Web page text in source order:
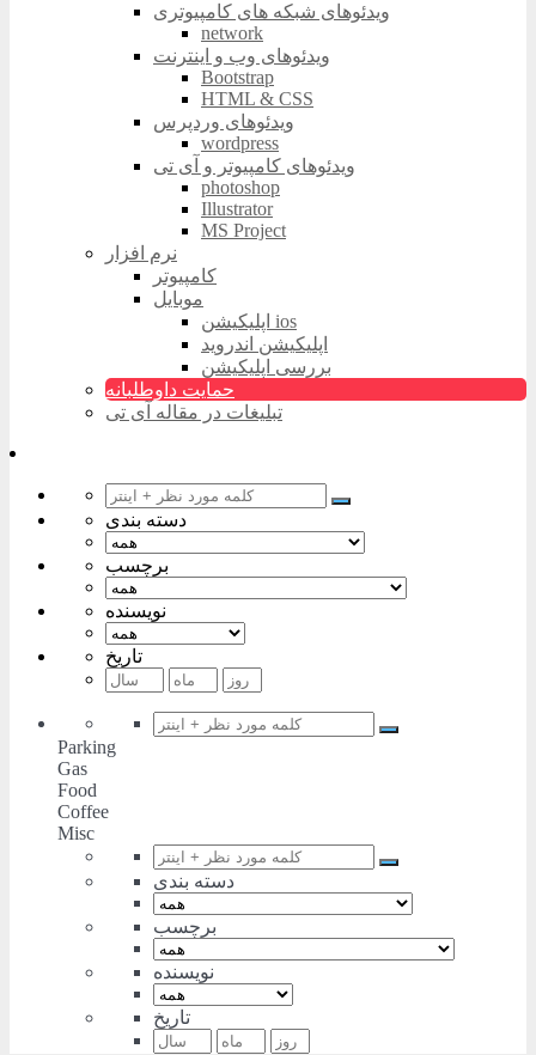
ویدئوهای شبکه های کامپیوتری
network
ویدئوهای وب و اینترنت
Bootstrap
HTML & CSS
ویدئوهای وردپرس
wordpress
ویدئوهای کامپیوتر و آی تی
photoshop
Illustrator
MS Project
نرم افزار
کامپیوتر
موبایل
اپلیکیشن ios
اپلیکیشن اندروید
بررسی اپلیکیشن
حمایت داوطلبانه
تبلیغات در مقاله آی تی
دسته بندی
برچسب
نویسنده
تاریخ
Parking
Gas
Food
Coffee
Misc
دسته بندی
برچسب
نویسنده
تاریخ